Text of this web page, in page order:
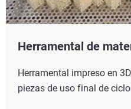
Herramental de
Herramental impreso en
piezas de uso final de